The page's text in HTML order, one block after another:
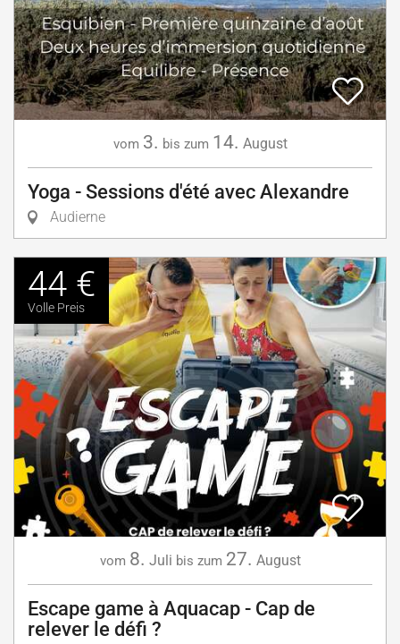
vom 3. bis zum 14. August
Yoga - Sessions d'été avec Alexandre
Audierne
44 €
Volle Preis
vom 8. Juli bis zum 27. August
Escape game à Aquacap - Cap de
relever le défi ?